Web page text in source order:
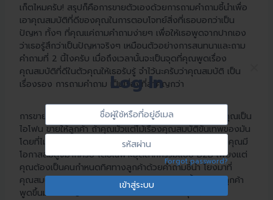
Log In
In
ผู้
ใช้
ที่
อยู่
ผ่าน
Forgot password?
เก็ตไหมครับ! สรุปก็คือการขายตัวเองด้วยการถามคำถามชี้นำเพื่อ
เอาคุณสมบัติที่ดีของคุณในการตอบโจทย์สิ่งที่เธอบอกว่าเป็น
ปัญหา ทั้งๆ ที่คุณแค่ถามคำถามง่ายๆ เพื่อให้เธอพูดจากปากเอง
ว่าเธอรู้สึกว่าเป็นปัญหาจริงๆ เหมือนตัวอย่างการสนทนาและถาม
คำถามที่ 2 นี้ไงครับ เมื่อถึงเวลานั้นจะเป็นจุดที่คุณพูดเรื่อง
คุณสมบัติที่ดีในตัวคุณให้เธอรับรู้ จำไว้นะครับว่าคุณสมบัติ เป็น
เรื่องรอง การถามคำถาม เป็นเรื่องที่สำคัญกว่า
การขายสินค้าก็เช่นกัน เพียงแค่พลิกโจทย์นิดหน่อยจากตัวคุณเป็น
ไอโฟน ขายให้ลูกค้า ถ้าคุณมัวแต่โม้เรื่องคุณสมบัติขั้นเทพของมัน
โดยที่ไม่เคยถามความต้องการลูกค้าแม้แต่นิดเดียว ดีลของคุณมี
โอกาสล่มสูงมากครับ โดยเฉพาะอุตสาหกรรมแบบ B2B เพียงแต่
คุณต้องเป็นคนกำหนดทิศทางลูกค้าด้วยคำถามชี้นำ โยงมาที่
คุณสมบัติของสินค้าและบริการของคุณให้ได้เท่านั้นเอง ถ้าลูกค้า
พูดขึ้นมาว่ามีปัญหา นี่แหละครับคือชอตโม้เรื่องคุณสมบัติ